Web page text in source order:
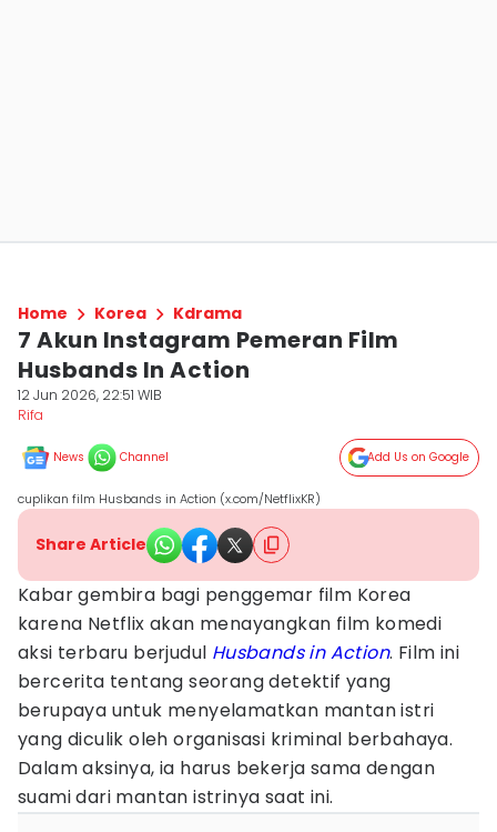
Home Korea Kdrama
7 Akun Instagram Pemeran Film
Husbands In Action
12 Jun 2026, 22:51 WIB
Rifa
News Channel Add Us on Google
cuplikan film Husbands in Action (x.com/NetflixKR)
Share Article
Kabar gembira bagi penggemar film Korea
karena Netflix akan menayangkan film komedi
aksi terbaru berjudul Husbands in Action. Film ini
bercerita tentang seorang detektif yang
berupaya untuk menyelamatkan mantan istri
yang diculik oleh organisasi kriminal berbahaya.
Dalam aksinya, ia harus bekerja sama dengan
suami dari mantan istrinya saat ini.